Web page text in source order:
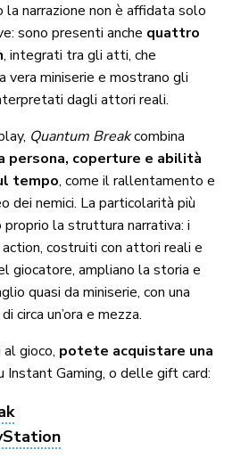
la narrazione non è affidata solo
sono presenti anche quattro
, integrati tra gli atti, che
vera miniserie e mostrano gli
dagli attori reali.
Quantum Breakcombina
persona, coperture e abilità
tempo, come il rallentamento e
dei nemici. La particolarità più
la struttura narrativa: i
costruiti con attori reali e
giocatore, ampliano la storia e
quasi da miniserie, con una
circa un’ora e mezza.
gioco, potete acquistare una
Instant Gaming, o delle gift card: